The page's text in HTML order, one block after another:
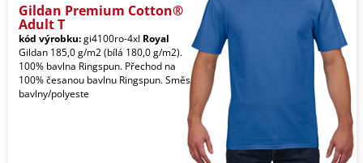
Gildan Premium Cotton®
Adult T
kód výrobku:gi4100ro-4xl Royal
Gildan 185,0 g/m2 (bílá 180,0 g/m2).
100% bavlna Ringspun. Přechod na
100% česanou bavlnu Ringspun. Směs
bavlny/polyeste